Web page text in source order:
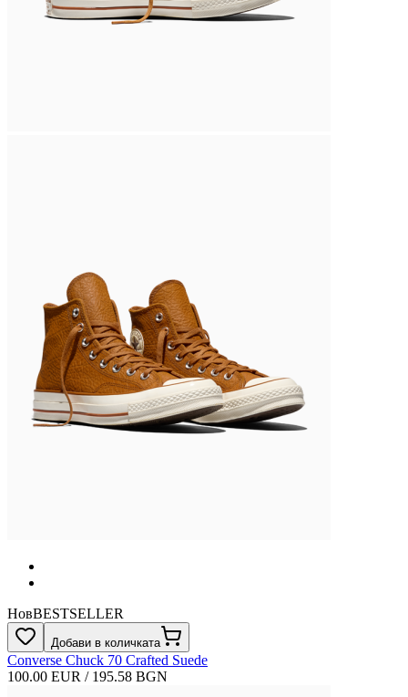
НовBESTSELLER
Добави в количката
Converse Chuck 70 Crafted Suede
100.00 EUR / 195.58 BGN